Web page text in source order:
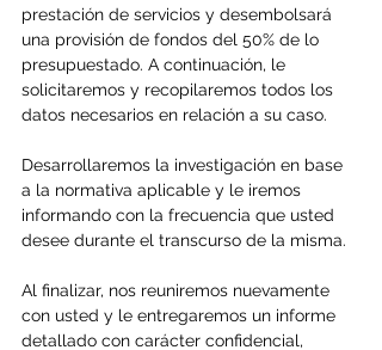
prestación de servicios y desembolsará
una provisión de fondos del 50% de lo
presupuestado. A continuación, le
solicitaremos y recopilaremos todos los
datos necesarios en relación a su caso.
Desarrollaremos la investigación en base
a la normativa aplicable y le iremos
informando con la frecuencia que usted
desee durante el transcurso de la misma.
Al finalizar, nos reuniremos nuevamente
con usted y le entregaremos un informe
detallado con carácter confidencial,